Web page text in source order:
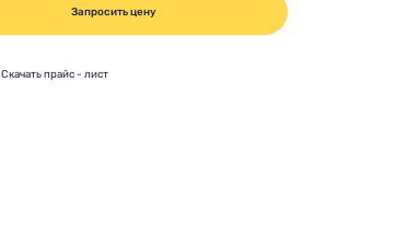
Запросить цену
Скачать прайс - лист